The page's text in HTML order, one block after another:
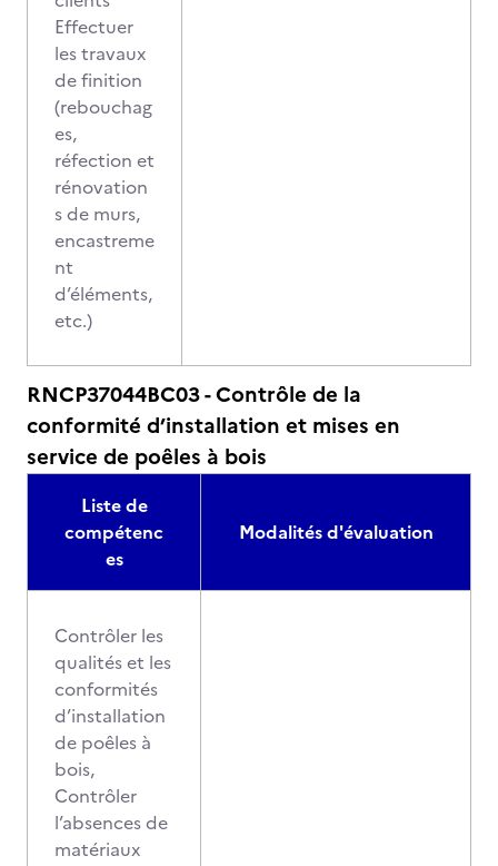
Effectuer
les travaux
de finition
(rebouchag
es,
réfection et
rénovation
s de murs,
encastreme
nt
d’éléments,
etc.)
RNCP37044BC03 - Contrôle de la
conformité d’installation et mises en
service de poêles à bois
Liste de
compétenc
es
Modalités d'évaluation
Contrôler les
qualités et les
conformités
d’installation
de poêles à
bois,
Contrôler
l’absences de
matériaux